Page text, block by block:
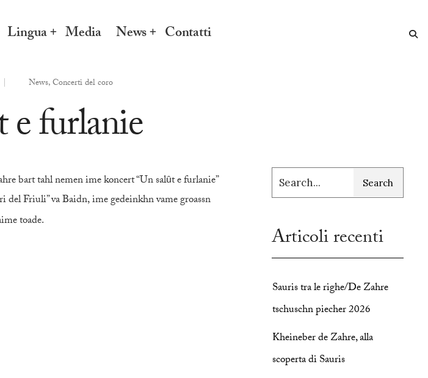
Lingua Media News Contatti
| News,Concerti del coro
e furlanie
bart tahl nemen ime koncert “Un salût e furlanie”
del Friuli” va Baidn,ime gedeinkhn vame groassn
toade.
Search
Articoli recenti
Sauris tra le righe/De Zahre
tschuschn piecher 2026
Kheineber de Zahre, alla
scoperta di Sauris